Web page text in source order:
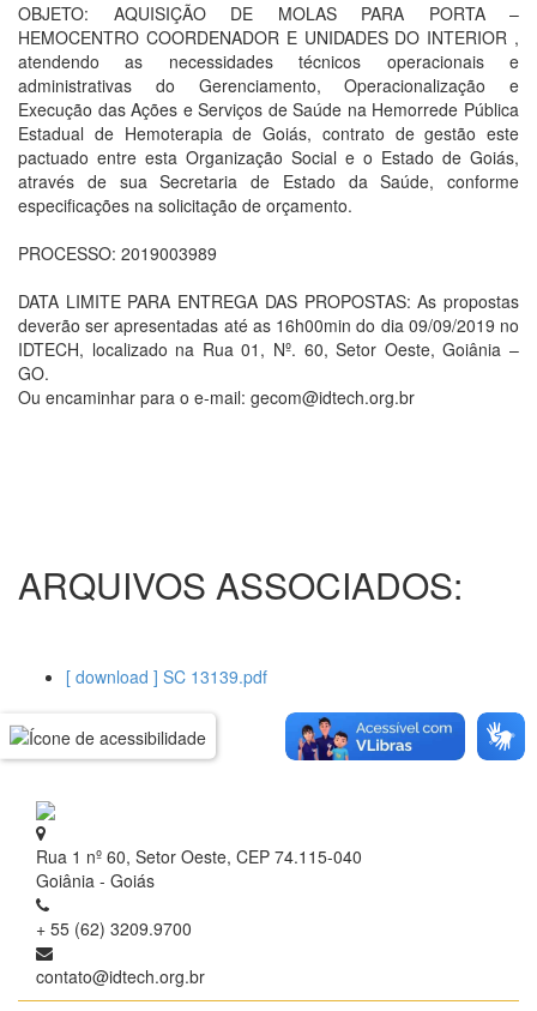
OBJETO: AQUISIÇÃO DE MOLAS PARA PORTA –
HEMOCENTRO COORDENADOR E UNIDADES DO INTERIOR ,
atendendo as necessidades técnicos operacionais e
administrativas do Gerenciamento, Operacionalização e
Execução das Ações e Serviços de Saúde na Hemorrede Pública
Estadual de Hemoterapia de Goiás, contrato de gestão este
pactuado entre esta Organização Social e o Estado de Goiás,
através de sua Secretaria de Estado da Saúde, conforme
especificações na solicitação de orçamento.
PROCESSO: 2019003989
DATA LIMITE PARA ENTREGA DAS PROPOSTAS: As propostas
deverão ser apresentadas até as 16h00min do dia 09/09/2019 no
IDTECH, localizado na Rua 01, Nº. 60, Setor Oeste, Goiânia –
GO.
Ou encaminhar para o e-mail: gecom@idtech.org.br
ARQUIVOS ASSOCIADOS:
[ download ] SC 13139.pdf
Rua 1 nº 60, Setor Oeste, CEP 74.115-040
Goiânia - Goiás
+ 55 (62) 3209.9700
contato@idtech.org.br